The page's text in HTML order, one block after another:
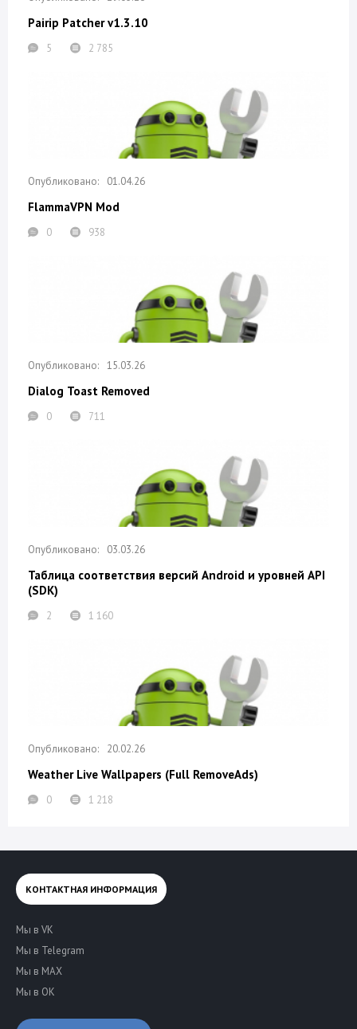
Pairip Patcher v1.3.10
5 2 785
01.04.26
FlammaVPN Mod
0 938
15.03.26
Dialog Toast Removed
0 711
03.03.26
Таблица соответствия версий Android и уровней API
(SDK)
2 1 160
20.02.26
Weather Live Wallpapers (Full RemoveAds)
0 1 218
КОНТАКТНАЯ ИНФОРМАЦИЯ
Мы в VK
Мы в Telegram
Мы в MAX
Мы в OK